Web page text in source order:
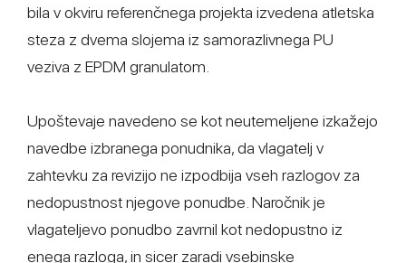
bila v okviru referenčnega projekta izvedena atletska
steza z dvema slojema iz samorazlivnega PU
veziva z EPDM granulatom.
Upoštevaje navedeno se kot neutemeljene izkažejo
navedbe izbranega ponudnika, da vlagatelj v
zahtevku za revizijo ne izpodbija vseh razlogov za
nedopustnost njegove ponudbe. Naročnik je
vlagateljevo ponudbo zavrnil kot nedopustno iz
enega razloga, in sicer zaradi vsebinske